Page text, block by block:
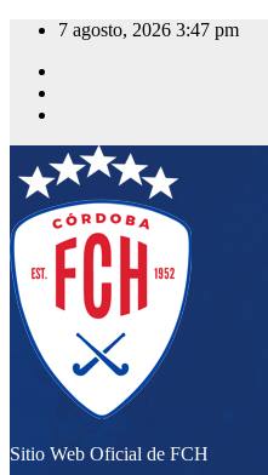
Saltar
contenido
7 agosto, 2026 3:47 pm
Sitio Web Oficial de FCH